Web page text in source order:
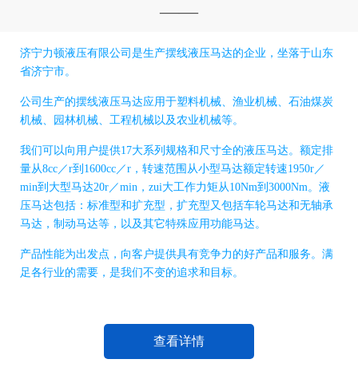
——
济宁力顿液压有限公司是生产摆线液压马达的企业，坐落于山东
省济宁市。
公司生产的摆线液压马达应用于塑料机械、渔业机械、石油煤炭
机械、园林机械、工程机械以及农业机械等。
我们可以向用户提供17大系列规格和尺寸全的液压马达。额定排
量从8cc／r到1600cc／r，转速范围从小型马达额定转速1950r／
min到大型马达20r／min，zui大工作力矩从10Nm到3000Nm。液
压马达包括：标准型和扩充型，扩充型又包括车轮马达和无轴承
马达，制动马达等，以及其它特殊应用功能马达。
产品性能为出发点，向客户提供具有竞争力的好产品和服务。满
足各行业的需要，是我们不变的追求和目标。
查看详情